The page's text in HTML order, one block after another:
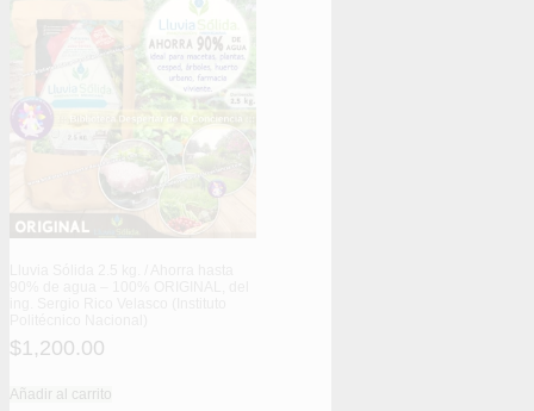
$1,200.00
Añadir al carrito